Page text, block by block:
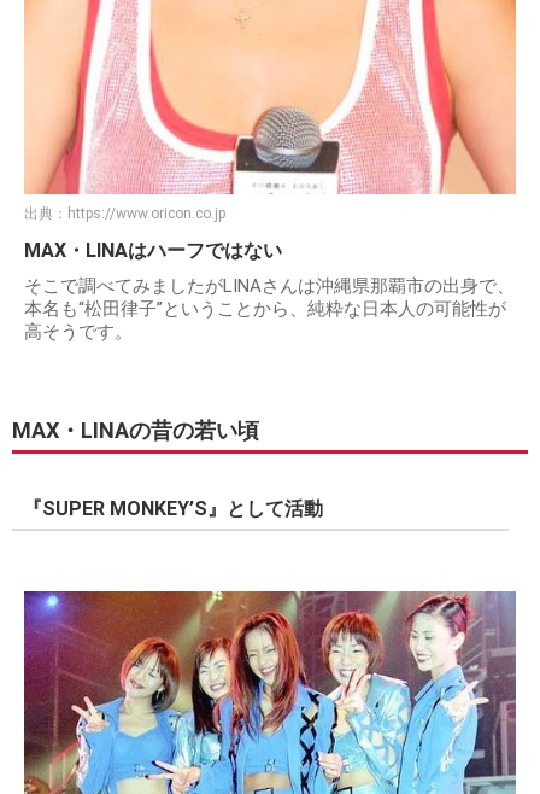
出典： https://www.oricon.co.jp
MAX・LINAはハーフではない
そこで調べてみましたがLINAさんは沖縄県那覇市の出身で、
本名も“松田律子”ということから、純粋な日本人の可能性が
高そうです。
MAX・LINAの昔の若い頃
『SUPER MONKEY’S』として活動